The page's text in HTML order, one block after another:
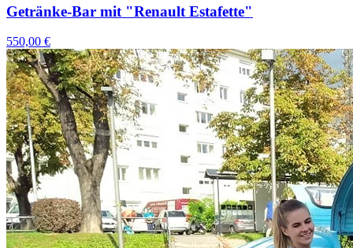
Getränke-Bar mit "Renault Estafette"
550,00 €